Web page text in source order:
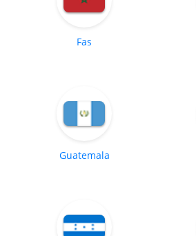
Fas
Guatemala